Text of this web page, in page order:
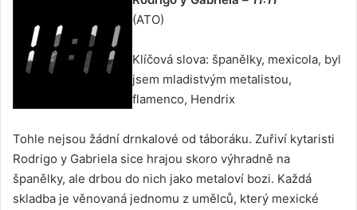
(ATO)
Klíčová slova: španělky, mexicola, byl
jsem mladistvým metalistou,
flamenco, Hendrix
Tohle nejsou žádní drnkalové od táboráku. Zuřiví kytaristi
Rodrigo y Gabriela sice hrajou skoro výhradně na
španělky, ale drbou do nich jako metaloví bozi. Každá
skladba je věnovaná jednomu z umělců, který mexické